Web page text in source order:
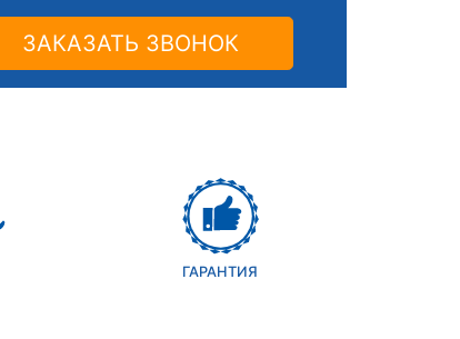
ЗАКАЗАТЬ ЗВОНОК
ГАРАНТИЯ